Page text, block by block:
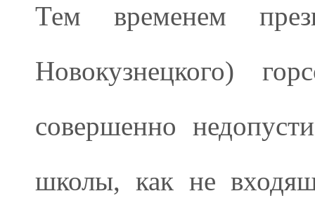
Тем временем
Новокузнецкого)
совершенно
школы, как не